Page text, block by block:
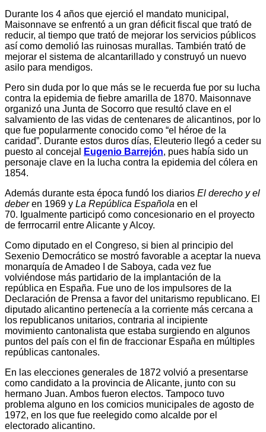
Durante los 4 años que ejerció el mandato municipal,
Maisonnave se enfrentó a un gran déficit fiscal que trató de
reducir, al tiempo que trató de mejorar los servicios públicos
así como demolió las ruinosas murallas. También trató de
mejorar el sistema de alcantarillado y construyó un nuevo
asilo para mendigos.
Pero sin duda por lo que más se le recuerda fue por su lucha
contra la epidemia de fiebre amarilla de 1870. Maisonnave
organizó una Junta de Socorro que resultó clave en el
salvamiento de las vidas de centenares de alicantinos, por lo
que fue popularmente conocido como “el héroe de la
caridad”. Durante estos duros días, Eleuterio llegó a ceder su
puesto al concejal
Eugenio Barrejón, pues había sido un
personaje clave en la lucha contra la epidemia del cólera en
1854.
Además durante esta época fundó los diarios El derecho y el
deberen 1969 y La República Española en el
70. Igualmente participó como concesionario en el proyecto
de ferrrocarril entre Alicante y Alcoy.
Como diputado en el Congreso, si bien al principio del
Sexenio Democrático se mostró favorable a aceptar la nueva
monarquía de Amadeo I de Saboya, cada vez fue
volviéndose más partidario de la implantación de la
república en España. Fue uno de los impulsores de la
Declaración de Prensa a favor del unitarismo republicano. El
diputado alicantino pertenecía a la corriente más cercana a
los republicanos unitarios, contraria al incipiente
movimiento cantonalista que estaba surgiendo en algunos
puntos del país con el fin de fraccionar España en múltiples
repúblicas cantonales.
En las elecciones generales de 1872 volvió a presentarse
como candidato a la provincia de Alicante, junto con su
hermano Juan. Ambos fueron electos. Tampoco tuvo
problema alguno en los comicios municipales de agosto de
1972, en los que fue reelegido como alcalde por el
electorado alicantino.